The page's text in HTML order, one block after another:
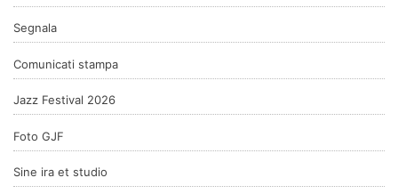
Segnala
Comunicati stampa
Jazz Festival 2026
Foto GJF
Sine ira et studio